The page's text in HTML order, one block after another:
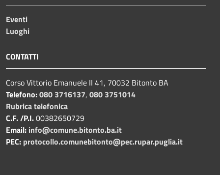
Eventi
Luoghi
CONTATTI
Corso Vittorio Emanuele II 41, 70032 Bitonto BA
Telefono:080 3716137, 080 3751014
Rubrica telefonica
C.F. /P.I.00382650729
Email: info@comune.bitonto.ba.it
PEC: protocollo.comunebitonto@pec.rupar.puglia.it